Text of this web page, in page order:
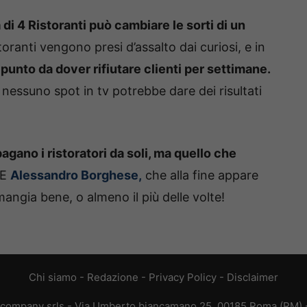
di 4 Ristoranti può cambiare le sorti di un
vengono presi d’assalto dai curiosi, e in
da dover rifiutare clienti per settimane.
nessuno spot in tv potrebbe dare dei risultati
i ristoratori da soli, ma quello che
Alessandro Borghese, che alla fine appare
bene, o almeno il più delle volte!
Chi siamo - Redazione - Privacy Policy - Disclaimer